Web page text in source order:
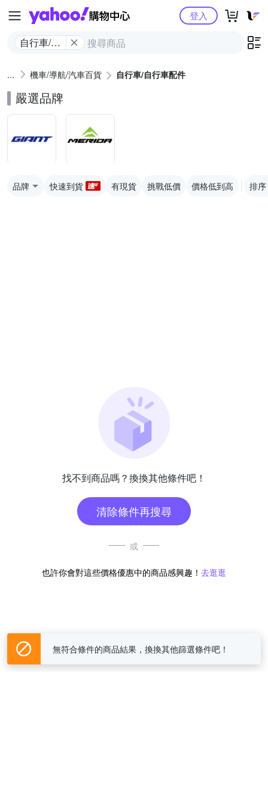
Yahoo購物中心
自行車/自
登入
機車/導航/汽車百貨 自行車/自行車配件
嚴選品牌
品牌 快速到貨 有現貨 挑戰低價 價格低到高 排序
找不到商品嗎？換換其他條件吧！
清除條件再搜尋
或
也許你會對這些價格優惠中的商品感興趣！ 去逛逛
無符合條件的商品結果，換換其他篩選條件吧！